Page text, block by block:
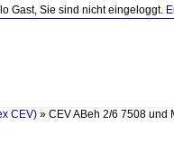
Gast, Sie sind nicht eingeloggt.
CEV) » CEV ABeh 2/6 7508 und